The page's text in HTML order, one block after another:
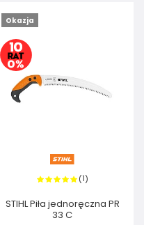
Okazja
(1)
STIHL Piła jednoręczna PR
33 C